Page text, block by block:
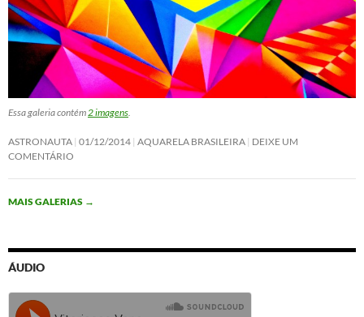
Essa galeria contém2 imagens.
ASTRONAUTA 01/12/2014 AQUARELA BRASILEIRA DEIXE UM
COMENTÁRIO
MAIS GALERIAS →
ÁUDIO